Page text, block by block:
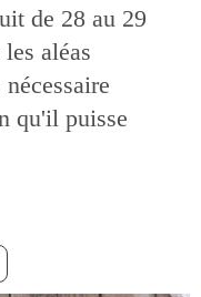
de 28 au 29
aléas
qu'il puisse